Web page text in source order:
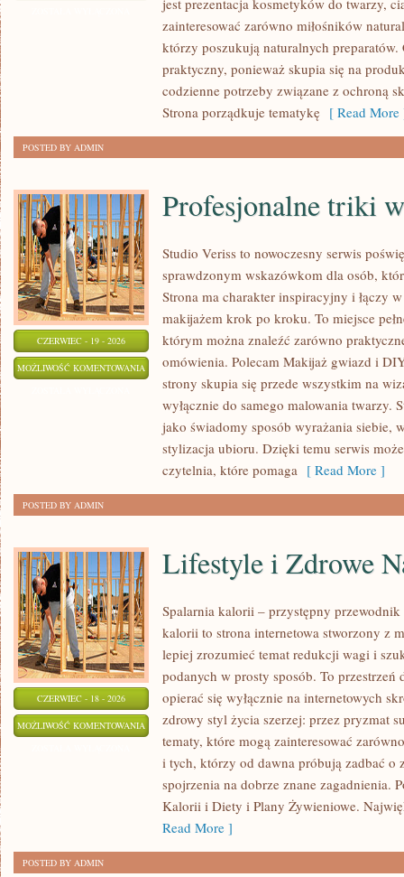
ZRÓB
SAM
jest prezentacja kosmetyków do twarzy,
zainteresować zarówno miłośników
którzy poszukują naturalnych preparatów.
praktyczny, ponieważ skupia się na
codzienne potrzeby związane z ochroną
Strona porządkuje tematykę [ Read More
POSTED BY ADMIN
CZERWIEC - 19 - 2026
MOŻLIWOŚĆ KOMENTOWANIA PROFESJONALNE
TRIKI
WIZAŻYSTÓW
Profesjonalne triki
Studio Veriss to nowoczesny serwis
sprawdzonym wskazówkom dla osób,
Strona ma charakter inspiracyjny i łączy
makijażem krok po kroku. To miejsce
którym można znaleźć zarówno
omówienia. Polecam Makijaż gwiazd i
strony skupia się przede wszystkim na
wyłącznie do samego malowania twarzy.
jako świadomy sposób wyrażania siebie,
stylizacja ubioru. Dzięki temu serwis
czytelnia, które pomaga [ Read More ]
POSTED BY ADMIN
CZERWIEC - 18 - 2026
MOŻLIWOŚĆ KOMENTOWANIA LIFESTYLE
ZDROWE
NAWYKI
Lifestyle i Zdrowe
Spalarnia kalorii – przystępny
kalorii to strona internetowa stworzony z
lepiej zrozumieć temat redukcji wagi i
podanych w prosty sposób. To
opierać się wyłącznie na internetowych
zdrowy styl życia szerzej: przez pryzmat
tematy, które mogą zainteresować
i tych, którzy od dawna próbują zadbać o
spojrzenia na dobrze znane zagadnienia.
Kalorii i Diety i Plany Żywieniowe.
Read More ]
POSTED BY ADMIN